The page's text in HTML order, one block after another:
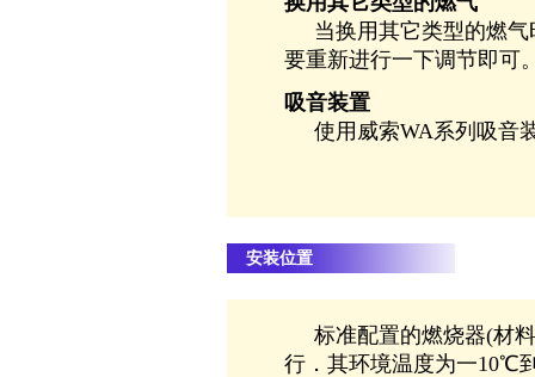
当换用其它类型的燃气
要重新进行一下调节即可
吸音装置
使用威索WA系列吸音
安装位置
标准配置的燃烧器(材
行．其环境温度为一10℃